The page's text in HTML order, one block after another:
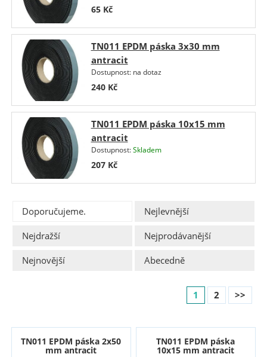
65 Kč
TN011 EPDM páska 3x30 mm
antracit
Dostupnost: na dotaz
240 Kč
TN011 EPDM páska 10x15 mm
antracit
Dostupnost:Skladem
207 Kč
Doporučujeme.
Nejlevnější
Nejdražší
Nejprodávanější
Nejnovější
Abecedně
1 2 >>
TN011 EPDM páska 2x50
mm antracit
TN011 EPDM páska
10x15 mm antracit